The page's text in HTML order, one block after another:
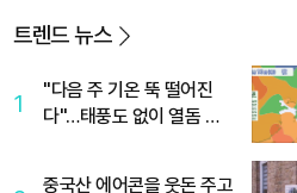
트렌드 뉴스
1
"다음 주 기온 뚝 떨어진
다"…태풍도 없이 열돔 박
중국산 에어콘을 웃돈 주고